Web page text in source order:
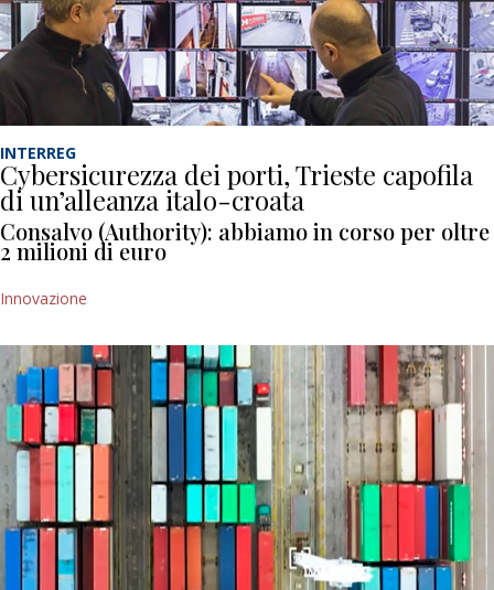
INTERREG
Cybersicurezza dei porti, Trieste capofila
di un’alleanza italo-croata
Consalvo (Authority): abbiamo in corso per oltre
2 milioni di euro
Innovazione